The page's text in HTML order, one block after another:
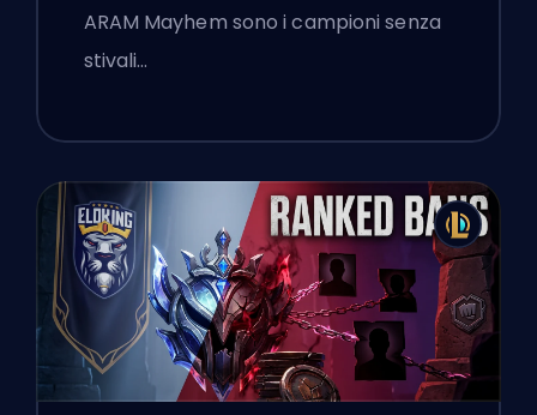
ARAM Mayhem sono i campioni senza
stivali…